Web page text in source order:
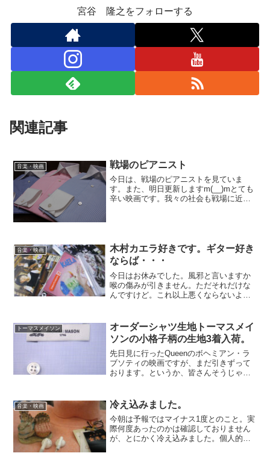
宮谷 隆之をフォローする
関連記事
音楽・映画 戦場のピアニスト
今日は、戦場のピアニストを見ていま
す。また、明日更新しますm(__)mとても
辛い映画です。我々の社会も戦場に近い
音楽・映画
木村カエラ好きです。ギター好き
ならば・・・
今日はお休みでした。風邪と言いますか
喉の傷みが引きません。ただそれだけな
んですけど。これ以上悪くならないよう
パソコンの前で。これです、これ、最
近、好きなんです。木村カエラさん。
トーマスメイソン
オーダーシャツ生地トーマスメイ
ソンの小格子柄の生地3着入荷。
先日見に行ったQueenのボヘミアン・ラ
ブソティの映画ですが、まだ引きずって
おります。というか、皆さんそうじゃな
が、複数回見に行っている人ってかなり
多い。私はまだ1回です...
音楽・映画 冷え込みました。
今朝は予報ではマイナス1度とのこと。実
際何度あったのかは確認しておりません
が、とにかく冷え込みました。個人的に